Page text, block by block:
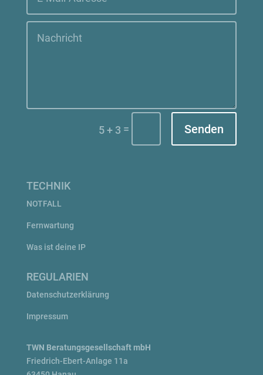
5 + 3 = Senden
TECHNIK
NOTFALL
Fernwartung
Was ist deine IP
REGULARIEN
Da­ten­schutz­er­klär­ung
Im­pres­sum
TWN Be­rat­ungs­ge­sell­schaft mbH
Fried­rich-Ebert-An­lage 11a